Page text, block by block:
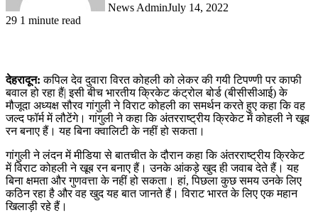
News AdminJuly 14, 2022
29 1 minute read
देहरादून: कपिल देव दुवारा विरत कोहली को लेकर की गयी टिपण्णी पर काफी
बवाल हो रहा हैं| इसी बीच भारतीय क्रिकेट कंट्रोल बोर्ड (बीसीसीआई) के
मौजूदा अध्यक्ष सौरव गांगुली ने विराट कोहली का समर्थन करते हुए कहा कि वह
जल्द फॉर्म में लौटेंगे। गांगुली ने कहा कि अंतरराष्ट्रीय क्रिकेट में कोहली ने खूब
रन बनाए हैं। यह बिना क्वालिटी के नहीं हो सकता।
गांगुली ने लंदन में मीडिया से बातचीत के दौरान कहा कि अंतरराष्ट्रीय क्रिकेट
में विराट कोहली ने खूब रन बनाए हैं। उनके आंकड़े खुद ही जवाब देते हैं। यह
बिना क्षमता और गुणवत्ता के नहीं हो सकता। हां, पिछला कुछ समय उनके लिए
कठिन रहा है और वह खुद यह बात जानते हैं। विराट भारत के लिए एक महान
खिलाड़ी रहे हैं।